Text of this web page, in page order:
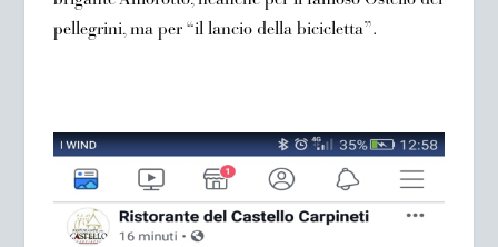
pellegrini, ma per “il lancio della bicicletta”.